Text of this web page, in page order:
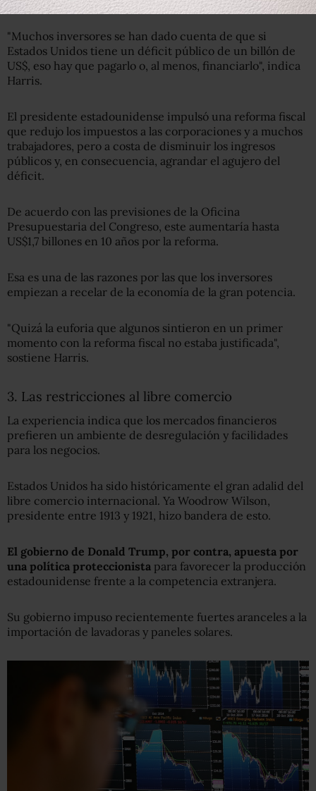
"Muchos inversores se han dado cuenta de que si
Estados Unidos tiene un déficit público de un billón de
US$, eso hay que pagarlo o, al menos, financiarlo", indica
Harris.
El presidente estadounidense impulsó una reforma fiscal
que redujo los impuestos a las corporaciones y a muchos
trabajadores, pero a costa de disminuir los ingresos
públicos y, en consecuencia, agrandar el agujero del
déficit.
De acuerdo con las previsiones de la Oficina
Presupuestaria del Congreso, este aumentaría hasta
US$1,7 billones en 10 años por la reforma.
Esa es una de las razones por las que los inversores
empiezan a recelar de la economía de la gran potencia.
"Quizá la euforia que algunos sintieron en un primer
momento con la reforma fiscal no estaba justificada",
sostiene Harris.
3. Las restricciones al libre comercio
La experiencia indica que los mercados financieros
prefieren un ambiente de desregulación y facilidades
para los negocios.
Estados Unidos ha sido históricamente el gran adalid del
libre comercio internacional. Ya Woodrow Wilson,
presidente entre 1913 y 1921, hizo bandera de esto.
El gobierno de Donald Trump, por contra, apuesta por
una política proteccionista para favorecer la producción
estadounidense frente a la competencia extranjera.
Su gobierno impuso recientemente fuertes aranceles a la
importación de lavadoras y paneles solares.